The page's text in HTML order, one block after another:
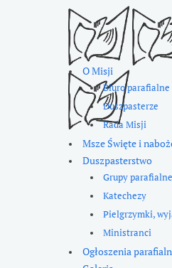
O Misji
Biuro parafialne
Duszpasterze
Rada Misji
Msze Święte i
Duszpasterstwo
Grupy parafialne
Katechezy
Pielgrzymki,
Ministranci
Ogłoszenia